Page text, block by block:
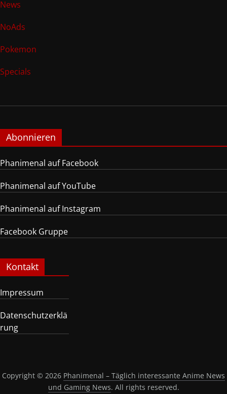
News
NoAds
Pokemon
Specials
Abonnieren
Phanimenal auf Facebook
Phanimenal auf YouTube
Phanimenal auf Instagram
Facebook Gruppe
Kontakt
Impressum
Datenschutzerklä
rung
Copyright © 2026 Phanimenal – Täglich interessante Anime News
und Gaming News. All rights reserved.